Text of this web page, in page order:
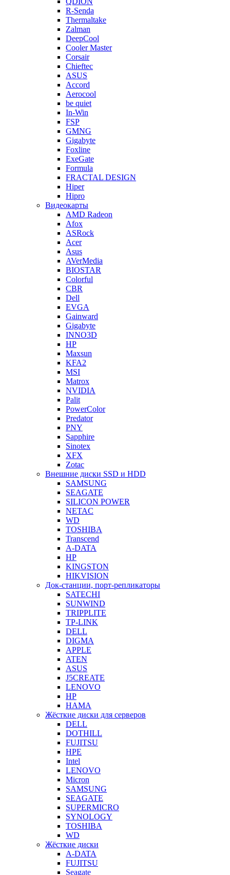
R-Senda
Thermaltake
Zalman
DeepCool
Cooler Master
Corsair
Chieftec
ASUS
Accord
Aerocool
be quiet
In-Win
FSP
GMNG
Gigabyte
Foxline
ExeGate
Formula
FRACTAL DESIGN
Hiper
Hipro
Видеокарты
AMD Radeon
Afox
ASRock
Acer
Asus
AVerMedia
BIOSTAR
Colorful
CBR
Dell
EVGA
Gainward
Gigabyte
INNO3D
HP
Maxsun
KFA2
MSI
Matrox
NVIDIA
Palit
PowerColor
Predator
PNY
Sapphire
Sinotex
XFX
Zotac
Внешние диски SSD и HDD
SAMSUNG
SEAGATE
SILICON POWER
NETAC
WD
TOSHIBA
Transcend
A-DATA
HP
KINGSTON
HIKVISION
Док-станции, порт-репликаторы
SATECHI
SUNWIND
TRIPPLITE
TP-LINK
DELL
DIGMA
APPLE
ATEN
ASUS
J5CREATE
LENOVO
HP
HAMA
Жёсткие диски для серверов
DELL
DOTHILL
FUJITSU
HPE
Intel
LENOVO
Micron
SAMSUNG
SEAGATE
SUPERMICRO
SYNOLOGY
TOSHIBA
WD
Жёсткие диски
A-DATA
FUJITSU
Seagate